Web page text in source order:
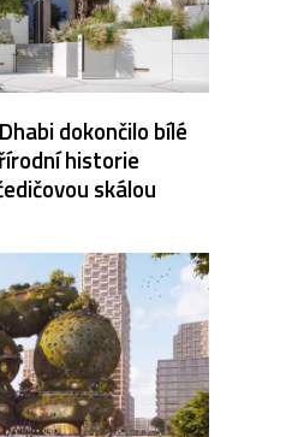
dokončilo bílé
historie
skálou